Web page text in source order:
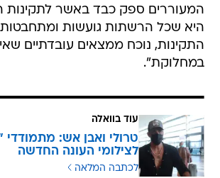
המעוררים ספק כבד באשר לתקינות
היא שכל הרשתות גועשות
התקינות, נוכח ממצאים עובדתיים
במחלוקת".
עוד בוואלה
טרולי ואבן אש: מתמודדי
לצילומי העונה החדשה
לכתבה המלאה